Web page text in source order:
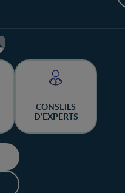
CONSEILS
D’EXPERTS